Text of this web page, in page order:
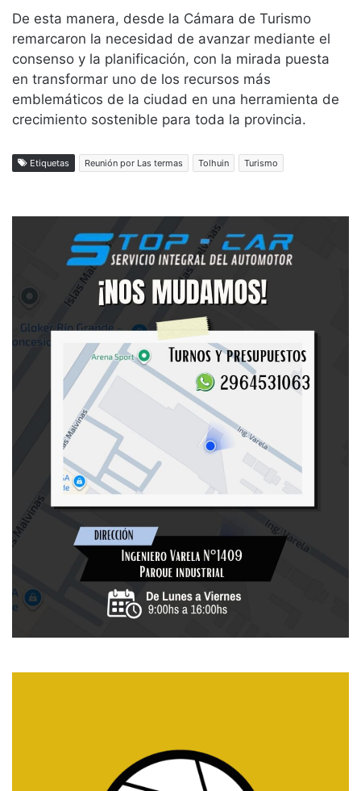
De esta manera, desde la Cámara de Turismo
remarcaron la necesidad de avanzar mediante el
consenso y la planificación, con la mirada puesta
en transformar uno de los recursos más
emblemáticos de la ciudad en una herramienta de
crecimiento sostenible para toda la provincia.
Etiquetas Reunión por Las termas Tolhuin Turismo